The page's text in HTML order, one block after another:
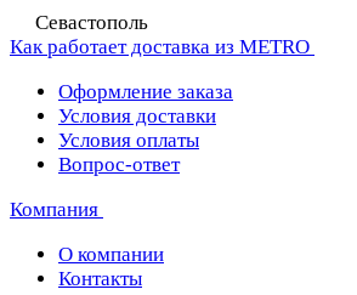
Севастополь
Как работает доставка из METRO
Оформление заказа
Условия доставки
Условия оплаты
Вопрос-ответ
Компания
О компании
Контакты